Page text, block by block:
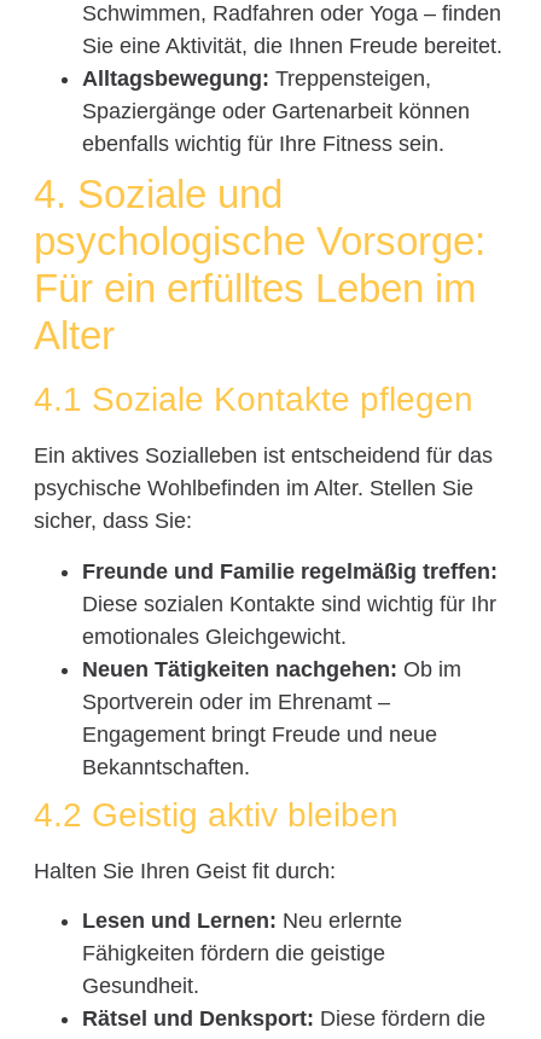
Schwimmen, Radfahren oder Yoga – finden
Sie eine Aktivität, die Ihnen Freude bereitet.
Alltagsbewegung: Treppensteigen,
Spaziergänge oder Gartenarbeit können
ebenfalls wichtig für Ihre Fitness sein.
4. Soziale und
psychologische Vorsorge:
Für ein erfülltes Leben im
Alter
4.1 Soziale Kontakte pflegen
Ein aktives Sozialleben ist entscheidend für das
psychische Wohlbefinden im Alter. Stellen Sie
sicher, dass Sie:
Freunde und Familie regelmäßig treffen:
Diese sozialen Kontakte sind wichtig für Ihr
emotionales Gleichgewicht.
Neuen Tätigkeiten nachgehen: Ob im
Sportverein oder im Ehrenamt –
Engagement bringt Freude und neue
Bekanntschaften.
4.2 Geistig aktiv bleiben
Halten Sie Ihren Geist fit durch:
Lesen und Lernen: Neu erlernte
Fähigkeiten fördern die geistige
Gesundheit.
Rätsel und Denksport: Diese fördern die